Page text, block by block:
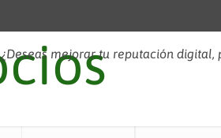
¿Deseas mejorar tu reputación